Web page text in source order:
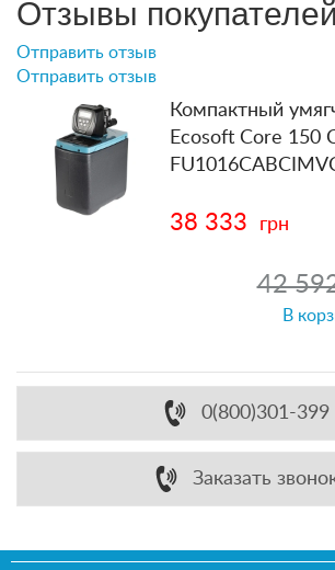
Отзывы покупателей
Отправить отзыв
Отправить отзыв
Компактный
Ecosoft Core 150
38 333 грн
42
В
0(800)301-399
Заказать